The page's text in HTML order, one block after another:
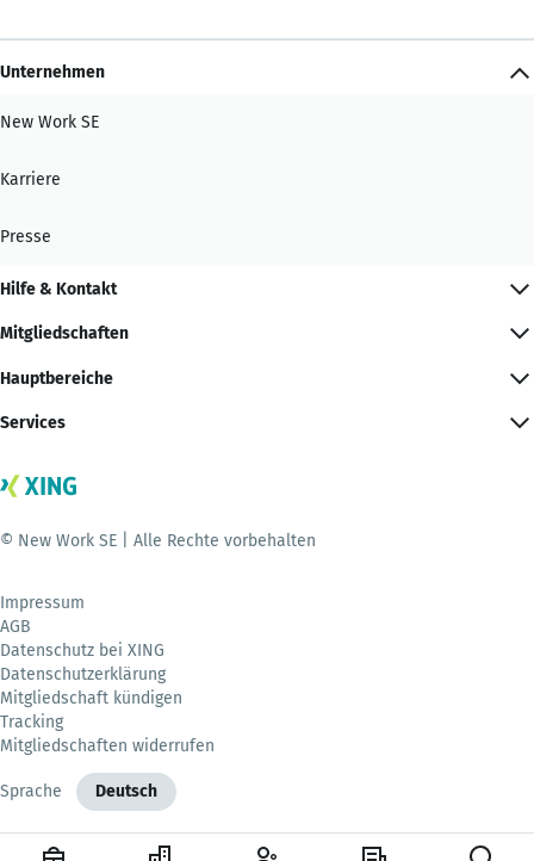
Unternehmen
New Work SE
Karriere
Presse
Hilfe & Kontakt
Mitgliedschaften
Hauptbereiche
Services
© New Work SE | Alle Rechte vorbehalten
Impressum
AGB
Datenschutz bei XING
Datenschutzerklärung
Mitgliedschaft kündigen
Tracking
Mitgliedschaften widerrufen
Sprache Deutsch